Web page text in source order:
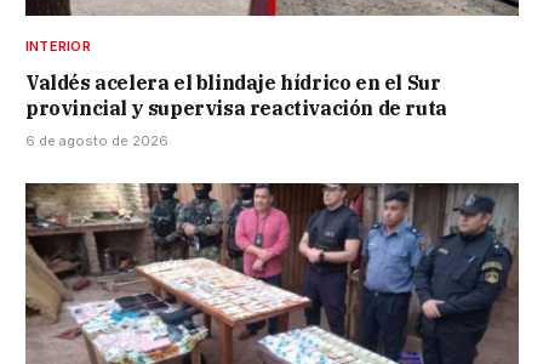
INTERIOR
Valdés acelera el blindaje hídrico en el Sur
provincial y supervisa reactivación de ruta
6 de agosto de 2026